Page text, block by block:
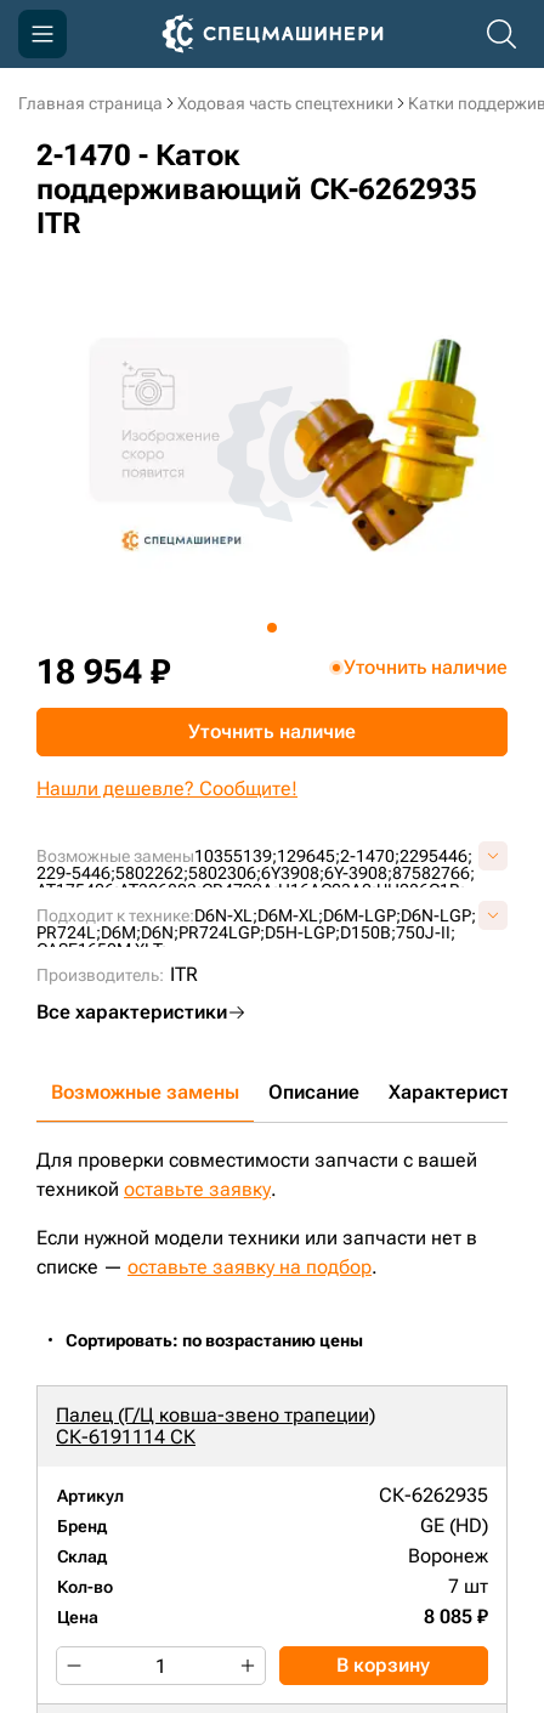
Главная страница Ходовая часть спецтехники Катки
2-1470 - Каток
поддерживающий СК-6262935
ITR
Возможные замены10355139;129645;2-1470;2295446;
229-5446;5802262;5802306;6Y3908;6Y-3908;87582766;
AT175426;AT306803;CR4799A;H16AC03A2;UH086C1B;
VC0105H0;
Подходит к технике:D6N-XL;D6M-XL;D6M-LGP;D6N-LGP;
PR724L;D6M;D6N;PR724LGP;D5H-LGP;D150B;750J-II;
CASE1650M XLT;
Производитель: ITR
Все характеристики
18 954 ₽ Уточнить наличие
Уточнить наличие
Нашли дешевле? Сообщите!
Возможные замены Описание Характеристики
Для проверки совместимости запчасти с вашей
техникой оставьте заявку.
Если нужной модели техники или запчасти нет в
списке — оставьте заявку на подбор.
Сортировать: по возрастанию цены
Палец (Г/Ц ковша-звено трапеции)
СК-6191114 СК
Артикул СК-6262935
Бренд GE (HD)
Склад Воронеж
Кол-во 7 шт
Цена 8 085 ₽
В корзину
Компания
Акции
Доставка и оплата
3D тур по производству